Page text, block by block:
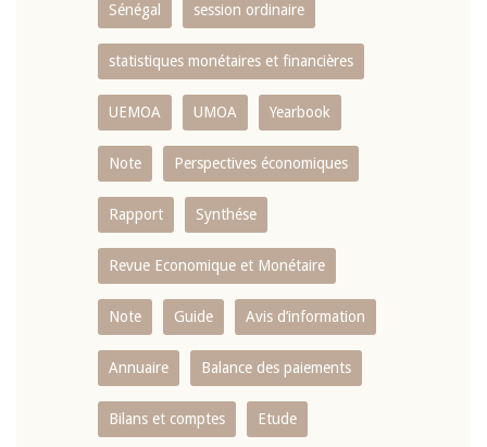
Sénégal session ordinaire
statistiques monétaires et financières
UEMOA UMOA Yearbook
Note Perspectives économiques
Rapport Synthése
Revue Economique et Monétaire
Note Guide Avis d’information
Annuaire Balance des paiements
Bilans et comptes Etude